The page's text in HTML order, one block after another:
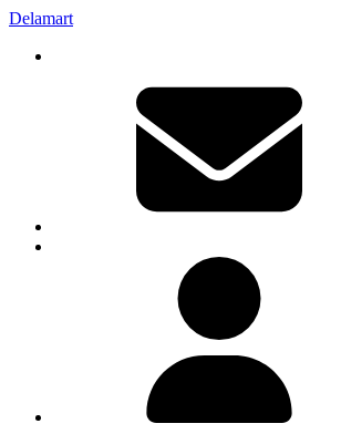
Delamart